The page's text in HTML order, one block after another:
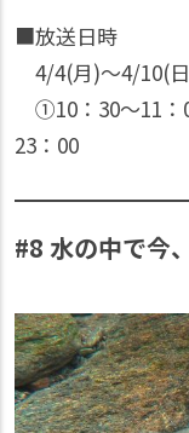
■放送日時
4/4(月)〜4/10(
①10：30〜11：
23：00
#8 水の中で今